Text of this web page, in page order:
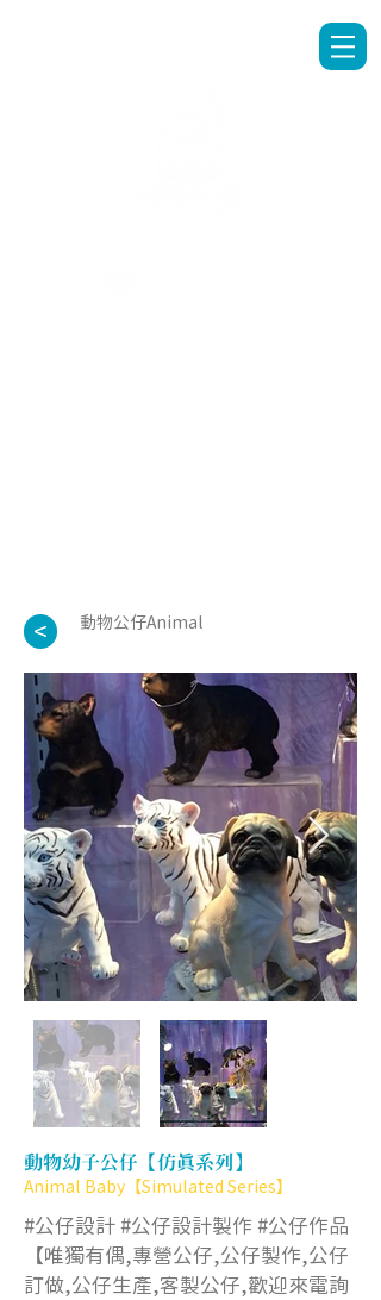
< 動物公仔Animal
動物幼子公仔【仿真系列】
Animal Baby【Simulated Series】
#公仔設計 #公仔設計製作 #公仔作品
【唯獨有偶,專營公仔,公仔製作,公仔
訂做,公仔生產,客製公仔,歡迎來電詢